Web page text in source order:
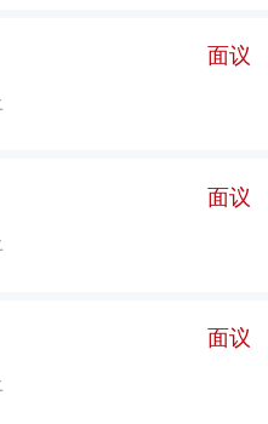
治方面的科学研究及成果
、高选择性翼管神经切
及双脉冲钬激光碎石技
市级医院中推出日间手
直性脊柱炎后凸畸形后
单侧双通道脊柱内镜技
面议
面议
面议